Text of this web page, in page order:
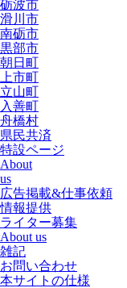
砺波市
滑川市
南砺市
黒部市
朝日町
上市町
立山町
入善町
舟橋村
県民共済
特設ページ
About
us
広告掲載&仕事依頼
情報提供
ライター募集
About us
雑記
お問い合わせ
本サイトの仕様